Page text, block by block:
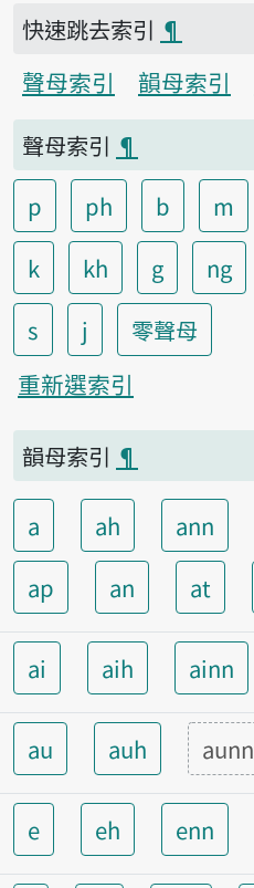
快速跳去索引 ¶
聲母索引
韻母索引
聲母索引 ¶
p
ph b m
k
kh g ng
s
j
零聲母
重新選索引
韻母索引 ¶
a ah ann
ap
an at
ai aih ainn
au auh aunn
e eh enn